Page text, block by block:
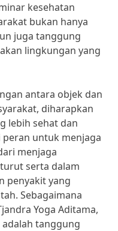
kesehatan
bukan hanya
juga tanggung
lingkungan yang
antara objek dan
diharapkan
lebih sehat dan
untuk menjaga
menjaga
serta dalam
penyakit yang
Sebagaimana
Yoga Aditama,
adalah tanggung